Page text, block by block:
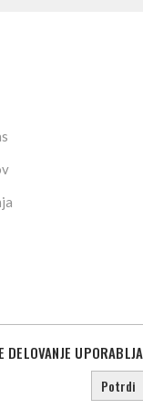
©2026 Sport
nopCommerce
DELOVANJE
Potrdi